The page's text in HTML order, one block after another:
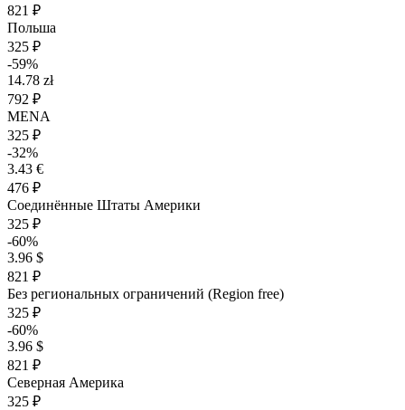
821 ₽
Польша
325 ₽
-59%
14.78 zł
792 ₽
MENA
325 ₽
-32%
3.43 €
476 ₽
Соединённые Штаты Америки
325 ₽
-60%
3.96 $
821 ₽
Без региональных ограничений (Region free)
325 ₽
-60%
3.96 $
821 ₽
Северная Америка
325 ₽